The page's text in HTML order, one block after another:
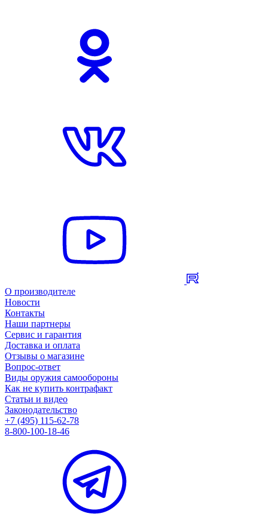
О производителе
Новости
Контакты
Наши партнеры
Сервис и гарантия
Доставка и оплата
Отзывы о магазине
Вопрос-ответ
Виды оружия самообороны
Как не купить контрафакт
Статьи и видео
Законодательство
+7 (495) 115-62-78
8-800-100-18-46